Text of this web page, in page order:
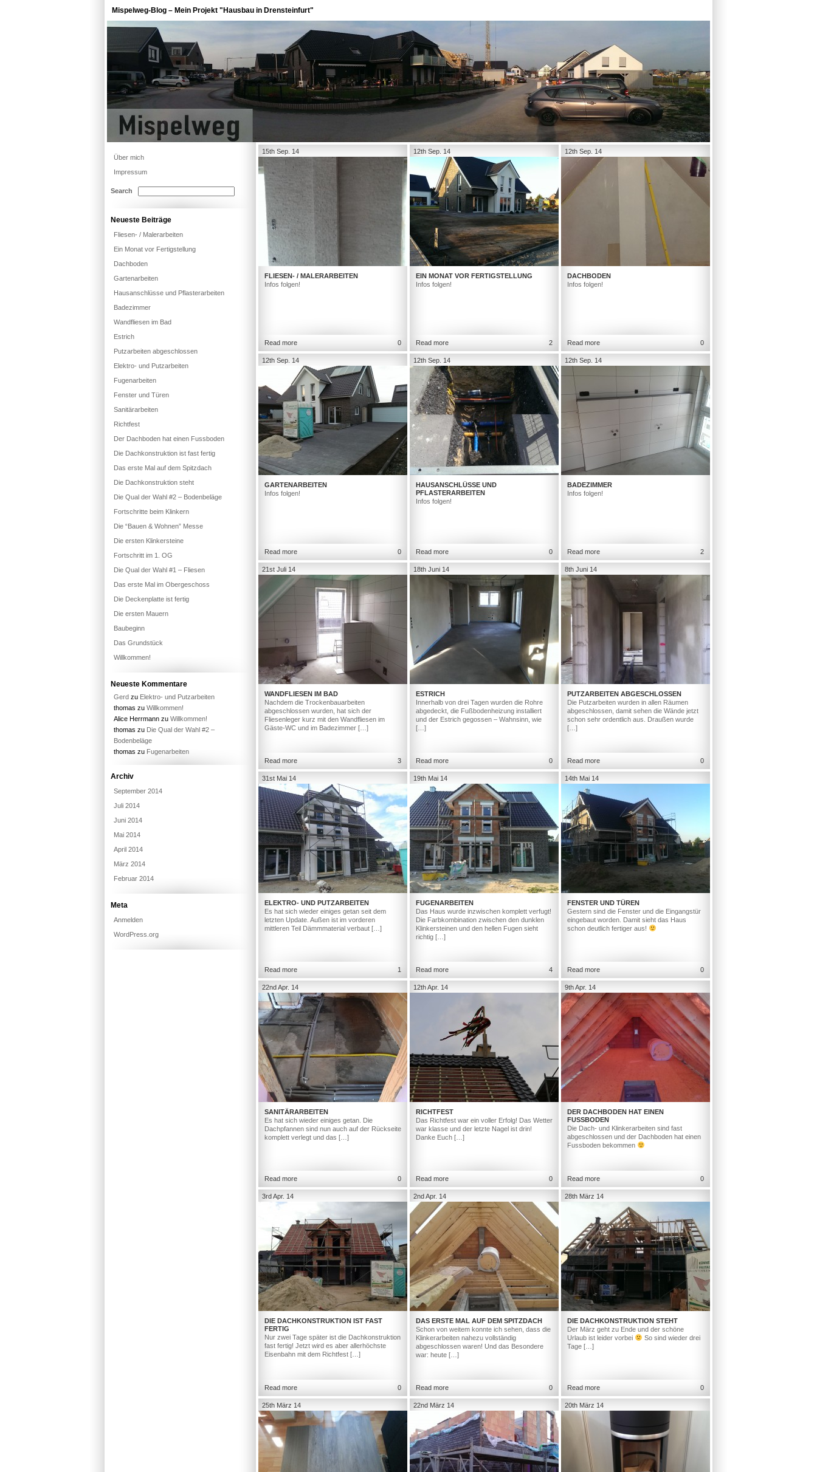
Mispelweg-Blog – Mein Projekt "Hausbau in Drensteinfurt"
15th Sep. 14
FLIESEN- / MALERARBEITEN
Infos folgen!
Read more 0
12th Sep. 14
EIN MONAT VOR FERTIGSTELLUNG
Infos folgen!
Read more 2
12th Sep. 14
DACHBODEN
Infos folgen!
Read more 0
12th Sep. 14
GARTENARBEITEN
Infos folgen!
Read more 0
12th Sep. 14
HAUSANSCHLÜSSE UND
PFLASTERARBEITEN
Infos folgen!
Read more 0
12th Sep. 14
BADEZIMMER
Infos folgen!
Read more 2
21st Juli 14
WANDFLIESEN IM BAD
Nachdem die Trockenbauarbeiten
abgeschlossen wurden, hat sich der
Fliesenleger kurz mit den Wandfliesen im
Gäste-WC und im Badezimmer […]
Read more 3
18th Juni 14
ESTRICH
Innerhalb von drei Tagen wurden die Rohre
abgedeckt, die Fußbodenheizung installiert
und der Estrich gegossen – Wahnsinn, wie
[…]
Read more 0
8th Juni 14
PUTZARBEITEN ABGESCHLOSSEN
Die Putzarbeiten wurden in allen Räumen
abgeschlossen, damit sehen die Wände jetzt
schon sehr ordentlich aus. Draußen wurde
[…]
Read more 0
31st Mai 14
ELEKTRO- UND PUTZARBEITEN
Es hat sich wieder einiges getan seit dem
letzten Update. Außen ist im vorderen
mittleren Teil Dämmmaterial verbaut […]
Read more 1
19th Mai 14
FUGENARBEITEN
Das Haus wurde inzwischen komplett verfugt!
Die Farbkombination zwischen den dunklen
Klinkersteinen und den hellen Fugen sieht
richtig […]
Read more 4
14th Mai 14
FENSTER UND TÜREN
Gestern sind die Fenster und die Eingangstür
eingebaut worden. Damit sieht das Haus
schon deutlich fertiger aus!
Read more 0
22nd Apr. 14
SANITÄRARBEITEN
Es hat sich wieder einiges getan. Die
Dachpfannen sind nun auch auf der Rückseite
komplett verlegt und das […]
Read more 0
12th Apr. 14
RICHTFEST
Das Richtfest war ein voller Erfolg! Das Wetter
war klasse und der letzte Nagel ist drin!
Danke Euch […]
Read more 0
9th Apr. 14
DER DACHBODEN HAT EINEN
FUSSBODEN
Die Dach- und Klinkerarbeiten sind fast
abgeschlossen und der Dachboden hat einen
Fussboden bekommen
Read more 0
3rd Apr. 14
DIE DACHKONSTRUKTION IST FAST
FERTIG
Nur zwei Tage später ist die Dachkonstruktion
fast fertig! Jetzt wird es aber allerhöchste
Eisenbahn mit dem Richtfest […]
Read more 0
2nd Apr. 14
DAS ERSTE MAL AUF DEM SPITZDACH
Schon von weitem konnte ich sehen, dass die
Klinkerarbeiten nahezu vollständig
abgeschlossen waren! Und das Besondere
war: heute […]
Read more 0
28th März 14
DIE DACHKONSTRUKTION STEHT
Der März geht zu Ende und der schöne
Urlaub ist leider vorbei
So sind wieder drei
Tage […]
Read more 0
25th März 14 22nd März 14 20th März 14
Über mich
Impressum
Search
Neueste Beiträge
Fliesen- / Malerarbeiten
Ein Monat vor Fertigstellung
Dachboden
Gartenarbeiten
Hausanschlüsse und Pflasterarbeiten
Badezimmer
Wandfliesen im Bad
Estrich
Putzarbeiten abgeschlossen
Elektro- und Putzarbeiten
Fugenarbeiten
Fenster und Türen
Sanitärarbeiten
Richtfest
Der Dachboden hat einen Fussboden
Die Dachkonstruktion ist fast fertig
Das erste Mal auf dem Spitzdach
Die Dachkonstruktion steht
Die Qual der Wahl #2 – Bodenbeläge
Fortschritte beim Klinkern
Die “Bauen & Wohnen” Messe
Die ersten Klinkersteine
Fortschritt im 1. OG
Die Qual der Wahl #1 – Fliesen
Das erste Mal im Obergeschoss
Die Deckenplatte ist fertig
Die ersten Mauern
Baubeginn
Das Grundstück
Willkommen!
Neueste Kommentare
Gerd zu Elektro- und Putzarbeiten
thomas zu Willkommen!
Alice Herrmann zu Willkommen!
thomas zu Die Qual der Wahl #2 –
Bodenbeläge
thomas zu Fugenarbeiten
Archiv
September 2014
Juli 2014
Juni 2014
Mai 2014
April 2014
März 2014
Februar 2014
Meta
Anmelden
WordPress.org